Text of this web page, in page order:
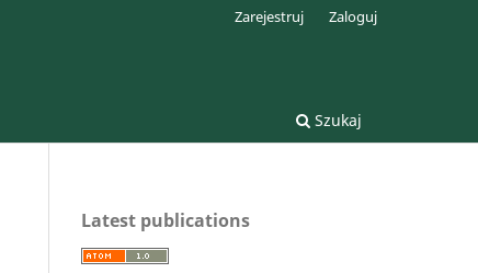
Szukaj
Zarejestruj Zaloguj
Latest publications